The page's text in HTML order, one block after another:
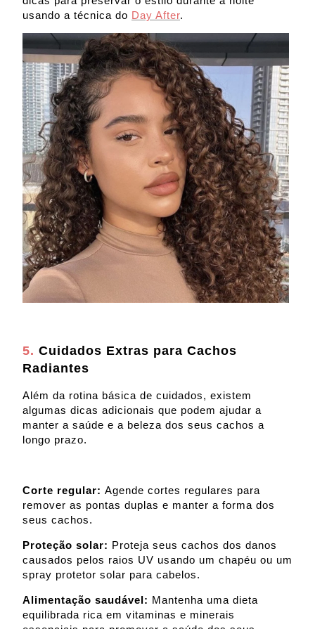
usando a técnica do Day After.
5. Cuidados Extras para Cachos
Radiantes
Além da rotina básica de cuidados, existem
algumas dicas adicionais que podem ajudar a
manter a saúde e a beleza dos seus cachos a
longo prazo.
Corte regular: Agende cortes regulares para
remover as pontas duplas e manter a forma dos
seus cachos.
Proteção solar: Proteja seus cachos dos danos
causados pelos raios UV usando um chapéu ou um
spray protetor solar para cabelos.
Alimentação saudável: Mantenha uma dieta
equilibrada rica em vitaminas e minerais